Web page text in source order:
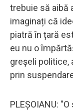
trebuie să aibă
imaginați că
piatră în țară
eu nu o
greșeli politice,
prin
PLEȘOIANU: